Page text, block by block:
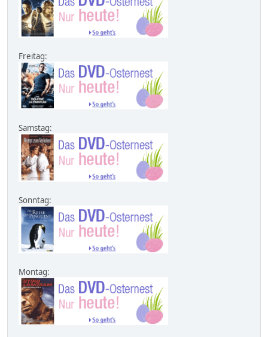
Freitag:
Samstag:
Sonntag:
Montag: